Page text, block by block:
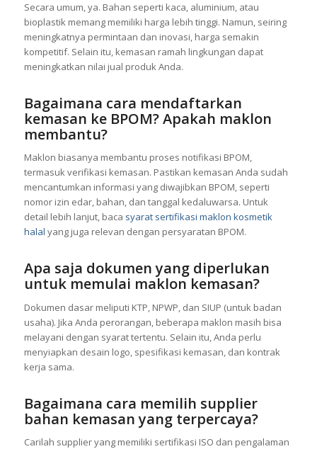
Secara umum, ya. Bahan seperti kaca, aluminium, atau
bioplastik memang memiliki harga lebih tinggi. Namun, seiring
meningkatnya permintaan dan inovasi, harga semakin
kompetitif. Selain itu, kemasan ramah lingkungan dapat
meningkatkan nilai jual produk Anda.
Bagaimana cara mendaftarkan
kemasan ke BPOM? Apakah maklon
membantu?
Maklon biasanya membantu proses notifikasi BPOM,
termasuk verifikasi kemasan. Pastikan kemasan Anda sudah
mencantumkan informasi yang diwajibkan BPOM, seperti
nomor izin edar, bahan, dan tanggal kedaluwarsa. Untuk
detail lebih lanjut, baca syarat sertifikasi maklon kosmetik
halal yang juga relevan dengan persyaratan BPOM.
Apa saja dokumen yang diperlukan
untuk memulai maklon kemasan?
Dokumen dasar meliputi KTP, NPWP, dan SIUP (untuk badan
usaha). Jika Anda perorangan, beberapa maklon masih bisa
melayani dengan syarat tertentu. Selain itu, Anda perlu
menyiapkan desain logo, spesifikasi kemasan, dan kontrak
kerja sama.
Bagaimana cara memilih supplier
bahan kemasan yang terpercaya?
Carilah supplier yang memiliki sertifikasi ISO dan pengalaman